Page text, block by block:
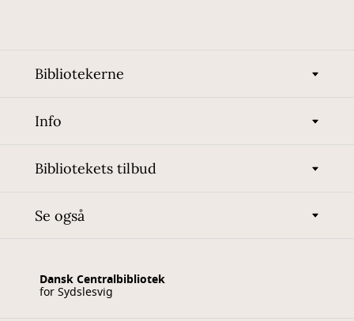
Bibliotekerne
Info
Bibliotekets tilbud
Se også
Dansk Centralbibliotek
for Sydslesvig